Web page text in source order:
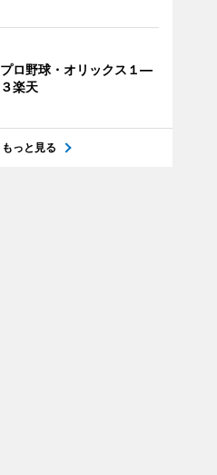
プロ野球・オリックス１―
３楽天
もっと見る